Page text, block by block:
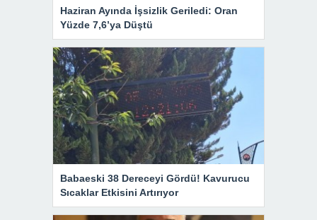
Haziran Ayında İşsizlik Geriledi: Oran
Yüzde 7,6’ya Düştü
Babaeski 38 Dereceyi Gördü! Kavurucu
Sıcaklar Etkisini Artırıyor